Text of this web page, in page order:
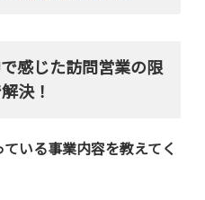
感じた訪問営業の限
決！
いる事業内容を教えてく